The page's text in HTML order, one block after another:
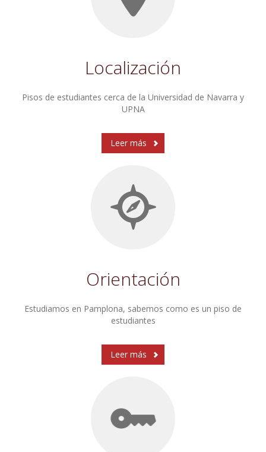
Localización
Pisos de estudiantes cerca de la Universidad de Navarra y
UPNA
Leer más
Orientación
Estudiamos en Pamplona, sabemos como es un piso de
estudiantes
Leer más